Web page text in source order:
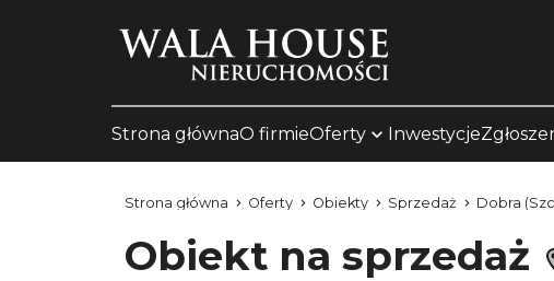
Strona głównaO firmieOferty Inwestycje
Strona główna Oferty Obiekty Sprzedaż Dobra
Obiekt na sprzedaż